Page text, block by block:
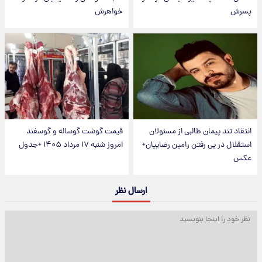
پسرش
خواهرش
انتقاد تند پیمان طالبی از مسئولان
استقلال در پی رفتن رامین رضاییان+
عکس
قیمت گوشت گوساله و گوسفند
امروز شنبه ۱۷ مرداد ۱۴۰۵ +جدول
ارسال نظر